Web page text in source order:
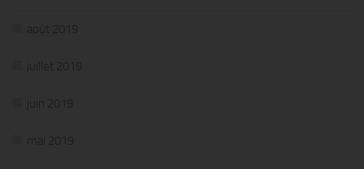
août 2019
juillet 2019
juin 2019
mai 2019